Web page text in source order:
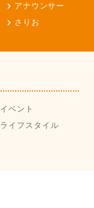
アナウンサー
さりお
イベント
ライフスタイル